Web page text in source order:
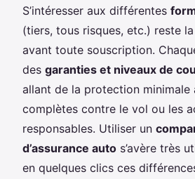
S’intéresser aux différentes
(tiers, tous risques, etc.) reste
avant toute souscription.
des garanties et niveaux de
allant de la protection minimale
complètes contre le vol ou les
responsables. Utiliser un
d’assurance auto s’avère très
en quelques clics ces